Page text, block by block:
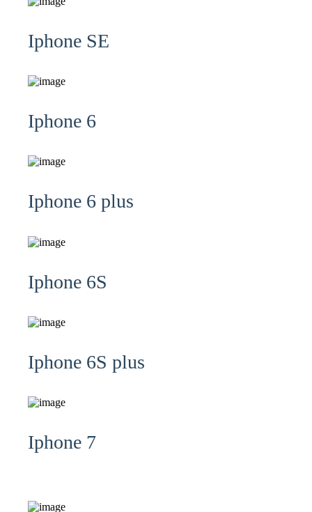
Iphone SE
Iphone 6
Iphone 6 plus
Iphone 6S
Iphone 6S plus
Iphone 7